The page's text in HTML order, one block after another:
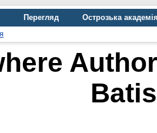
Перегляд
Острозька